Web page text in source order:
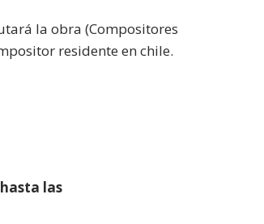
la obra (Compositores
residente en chile.
las